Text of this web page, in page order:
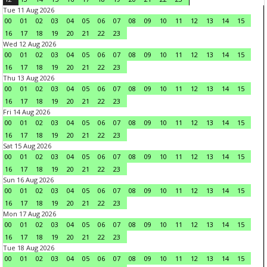
Tue 11 Aug 2026
00
01 02 03 04 05 06 07 08 09 10 11 12 13 14
15
16
17 18 19 20 21 22
23
Wed 12 Aug 2026
00
01 02 03 04 05 06 07 08 09 10 11 12 13 14
15
16
17 18 19 20 21 22
23
Thu 13 Aug 2026
00
01 02 03 04 05 06 07 08 09 10 11 12 13 14
15
16
17 18 19 20 21 22
23
Fri 14 Aug 2026
00
01 02 03 04 05 06 07 08 09 10 11 12 13 14
15
16
17 18 19 20 21 22
23
Sat 15 Aug 2026
00
01 02 03 04 05 06 07 08 09 10 11 12 13 14
15
16
17 18 19 20 21 22
23
Sun 16 Aug 2026
00
01 02 03 04 05 06 07 08 09 10 11 12 13 14
15
16
17 18 19 20 21 22
23
Mon 17 Aug 2026
00
01 02 03 04 05 06 07 08 09 10 11 12 13 14
15
16
17 18 19 20 21 22
23
Tue 18 Aug 2026
00
01 02 03 04 05 06 07 08 09 10 11 12 13 14
15